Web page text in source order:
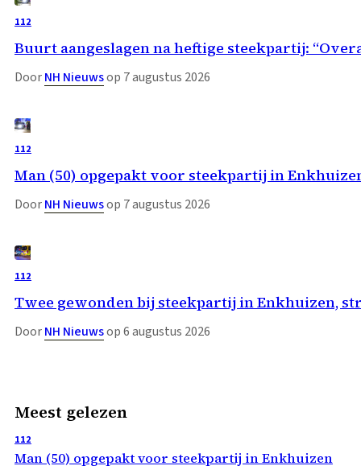
112
Buurt aangeslagen na heftige steekpartij:
DoorNH Nieuwsop 7 augustus 2026
112
Man (50) opgepakt voor steekpartij in
DoorNH Nieuwsop 7 augustus 2026
112
Twee gewonden bij steekpartij in Enkhuizen,
DoorNH Nieuwsop 6 augustus 2026
Meest gelezen
112
Man (50) opgepakt voor steekpartij in Enkhuizen